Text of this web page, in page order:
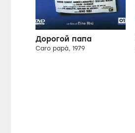
Дорогой папа
Caro papà, 1979